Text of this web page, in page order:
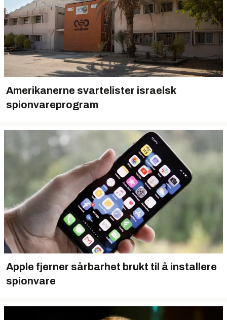
Amerikanerne svartelister israelsk
spionvareprogram
Apple fjerner sårbarhet brukt til å installere
spionvare